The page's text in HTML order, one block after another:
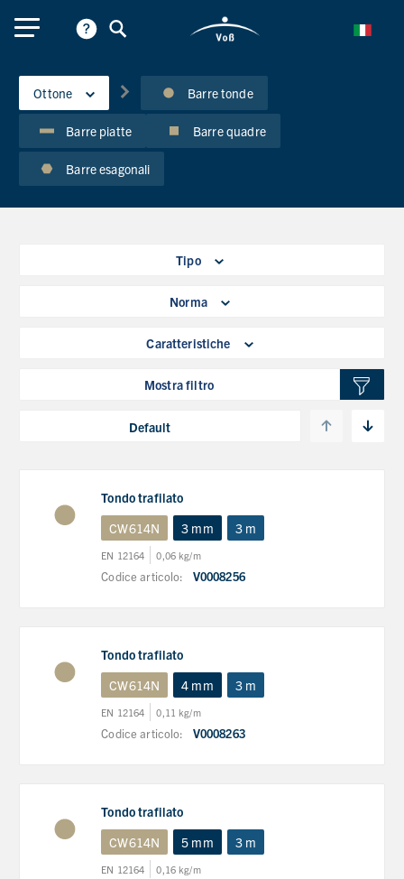
Ottone Barre tonde
Barre piatte Barre quadre
Barre esagonali
Tipo
Norma
Caratteristiche
Mostra filtro
Tondo trafilato
CW614N
3 mm 3 m
EN 12164 0,06 kg/m
Codice articolo: V0008256
Tondo trafilato
CW614N
4 mm 3 m
EN 12164 0,11 kg/m
Codice articolo: V0008263
Tondo trafilato
CW614N
5 mm 3 m
EN 12164 0,16 kg/m